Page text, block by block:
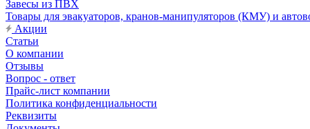
Завесы из ПВХ
Товары для эвакуаторов, кранов-манипуляторов (КМУ) и
Акции
Статьи
О компании
Отзывы
Вопрос - ответ
Прайс-лист компании
Политика конфиденциальности
Реквизиты